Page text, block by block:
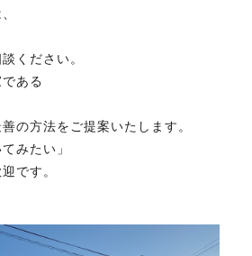
ください。
ある
の方法をご提案いたします。
みたい」
です。